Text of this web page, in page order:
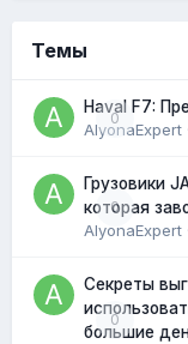
Темы
0
Haval F7:
AlyonaExpert
0
Грузовики
которая
AlyonaExpert
0
Секреты
большие